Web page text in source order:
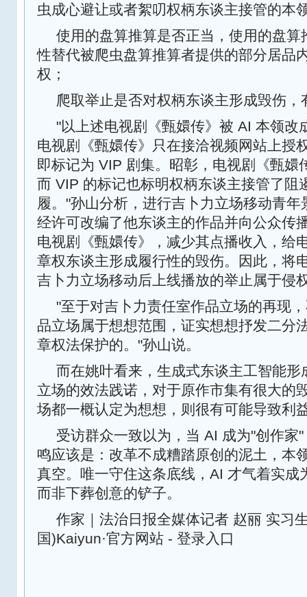
虫成心避让或者絮叨权柄东谈主接管的本
使用的盘算推算是否正当，使用的盘算
性替代被爬虫盘算推算者提供的部分居品
权；
爬取举止是否对权柄东谈主形成毁伤，
"以上述电视剧《甄嬛传》被 AI 本领改
电视剧《甄嬛传》只在接洽视频网站上授
即标记为 VIP 剧集。昭彰，电视剧《甄嬛
而 VIP 的标记也标明权柄东谈主接管了阻
履。"孙山分析，进行吉卜力立场移动青
经许可改编了他东谈主的作品并向公众传
电视剧《甄嬛传》，减少其点播收入，给
章权东谈主形成履行性的毁伤。因此，将
吉卜力立场移动后上线播放的举止属于侵
"至于对吉卜力责任室作品立场的再现
品立场属于想想范围，证实想想抒发二分
章权法保护的。"孙山说。
而在姚叶看来，生成式东谈主工智能形
立场的效法践诺，对于原作市集有很大的
场都一概认定为想想，则很有可能导致利
受访群众一致以为，当 AI 成为"创作家
鸣应该是：改革不成糟踏原创的泥土，本
真空。唯一守住这条底线，AI 才气着实成
而非下葬创意的铲子。
作家｜法治日报全媒体记者 赵丽 实习
国)Kaiyun·官方网站 - 登录入口